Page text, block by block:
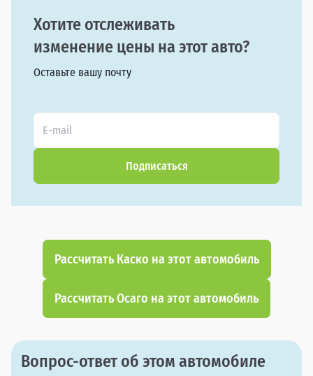
Хотите отслеживать
изменение цены на этот авто?
Оставьте вашу почту
Подписаться
Рассчитать Каско на этот автомобиль
Рассчитать Осаго на этот автомобиль
Вопрос-ответ об этом автомобиле